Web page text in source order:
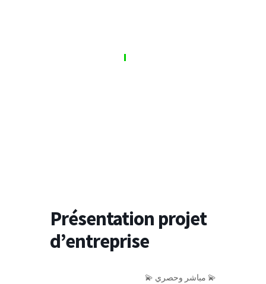
Présentation projet
d’entreprise
💫 مباشر وحصري 💫